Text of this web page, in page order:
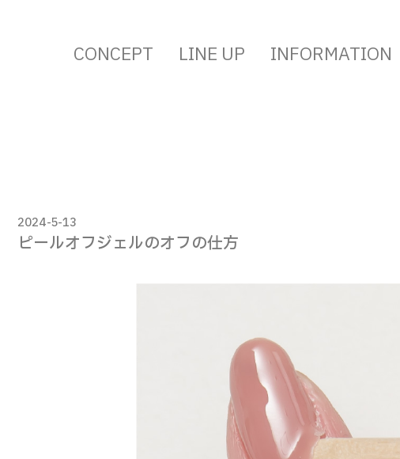
CONCEPT LINE UP INFORMATION
2024-5-13
ピールオフジェルのオフの仕方